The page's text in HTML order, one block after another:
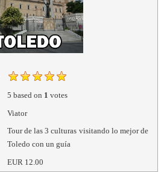
5 based on 1 votes
Viator
Tour de las 3 culturas visitando lo mejor de
Toledo con un guía
EUR12.00